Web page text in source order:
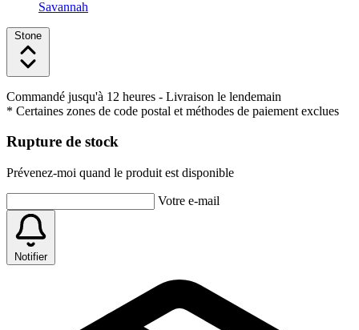
Savannah
Stone
Commandé jusqu'à 12 heures - Livraison le lendemain
* Certaines zones de code postal et méthodes de paiement exclues
Rupture de stock
Prévenez-moi quand le produit est disponible
Votre e-mail
Notifier